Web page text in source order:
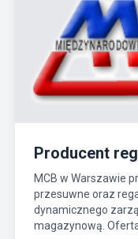
Producent
MCB w Warszawie
przesuwne oraz
dynamicznego
magazynową. Oferta